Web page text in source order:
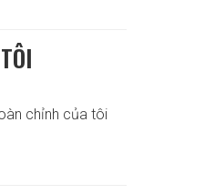
chỉnh của tôi